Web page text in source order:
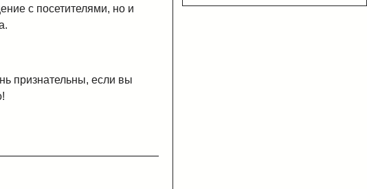
с посетителями, но и
признательны, если вы